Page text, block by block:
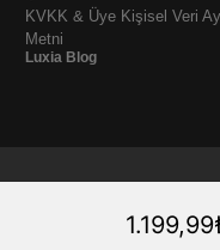
1.199,99
KVKK & Üye Kişisel Veri
Metni
Luxia Blog